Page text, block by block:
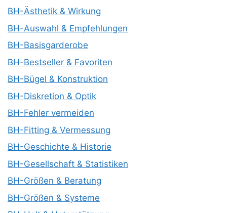
BH-Ästhetik & Wirkung
BH-Auswahl & Empfehlungen
BH-Basisgarderobe
BH-Bestseller & Favoriten
BH-Bügel & Konstruktion
BH-Diskretion & Optik
BH-Fehler vermeiden
BH-Fitting & Vermessung
BH-Geschichte & Historie
BH-Gesellschaft & Statistiken
BH-Größen & Beratung
BH-Größen & Systeme